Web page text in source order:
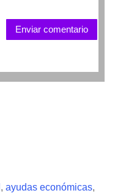
Enviar comentario
, ayudas económicas,